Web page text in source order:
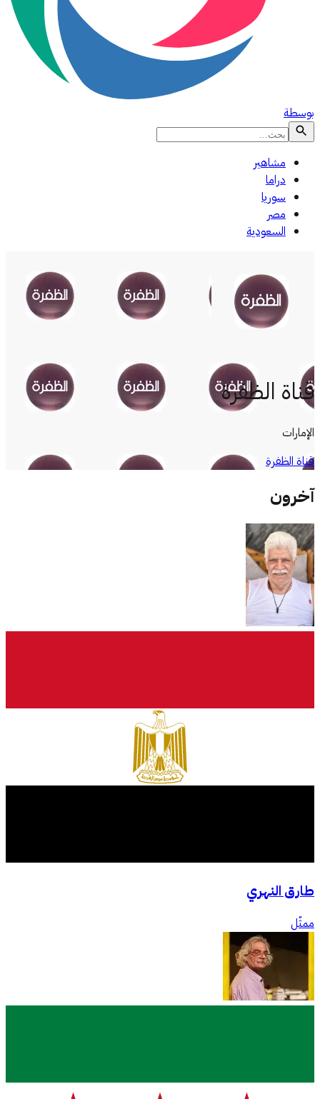
بوسطة
مشاهير
دراما
سوريا
مصر
السعودية
قناة الظفرة
الإمارات
قناة الظفرة
آخرون
طارق النهري
ممثّل